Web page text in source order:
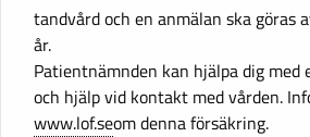
tandvård och en anmälan ska göras
år.
Patientnämnden kan hjälpa dig med
och hjälp vid kontakt med vården.
www.lof.seom denna försäkring.